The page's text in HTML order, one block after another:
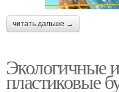
читать дальше →
Экологичные
пластиковые